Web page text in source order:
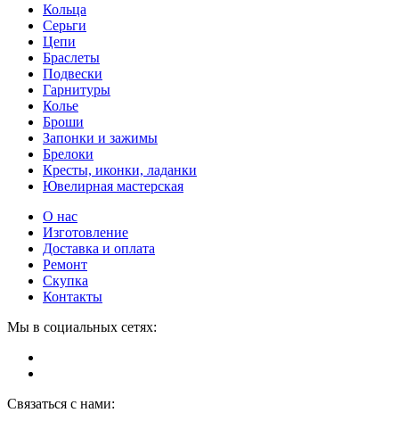
Кольца
Серьги
Цепи
Браслеты
Подвески
Гарнитуры
Колье
Броши
Запонки и зажимы
Брелоки
Кресты, иконки, ладанки
Ювелирная мастерская
О нас
Изготовление
Доставка и оплата
Ремонт
Скупка
Контакты
Мы в социальных сетях:
Связаться с нами: